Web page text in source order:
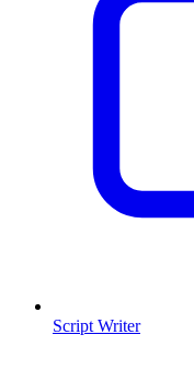
Script Writer